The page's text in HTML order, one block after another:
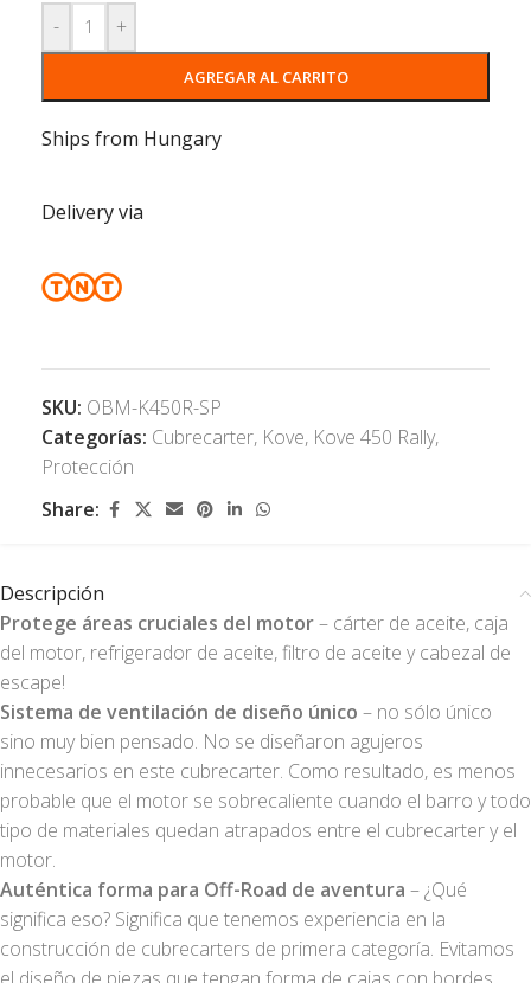
- +
AGREGAR AL CARRITO
Ships from Hungary
Delivery via
SKU: OBM-K450R-SP
Categorías: Cubrecarter, Kove, Kove 450 Rally,
Protección
Share:
Descripción
Protege áreas cruciales del motor– cárter de aceite, caja
del motor, refrigerador de aceite, filtro de aceite y cabezal de
escape!
Sistema de ventilación de diseño único – no sólo único
sino muy bien pensado. No se diseñaron agujeros
innecesarios en este cubrecarter. Como resultado, es menos
probable que el motor se sobrecaliente cuando el barro y todo
tipo de materiales quedan atrapados entre el cubrecarter y el
motor.
Auténtica forma para Off-Road de aventura – ¿Qué
significa eso? Significa que tenemos experiencia en la
construcción de cubrecarters de primera categoría. Evitamos